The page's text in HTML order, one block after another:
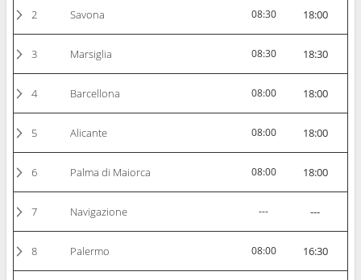
2 Savona 08:30 18:00
3 Marsiglia 08:30 18:30
4 Barcellona 08:00 18:00
5 Alicante 08:00 18:00
6 Palma di Maiorca 08:00 18:00
7 Navigazione --- ---
8 Palermo 08:00 16:30